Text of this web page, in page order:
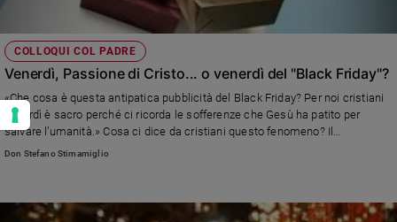
COLLOQUI COL PADRE
Venerdì, Passione di Cristo... o venerdì del "Black Friday"?
«Che cosa è questa antipatica pubblicità del Black Friday? Per noi cristiani
venerdì è sacro perché ci ricorda le sofferenze che Gesù ha patito per
salvare l’umanità.» Cosa ci dice da cristiani questo fenomeno? Il
consumismo rappresenta una tentazione sottile, ma potente...
Don Stefano Stimamiglio